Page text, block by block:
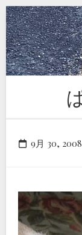
Skip
to
content
9月 30, 2008